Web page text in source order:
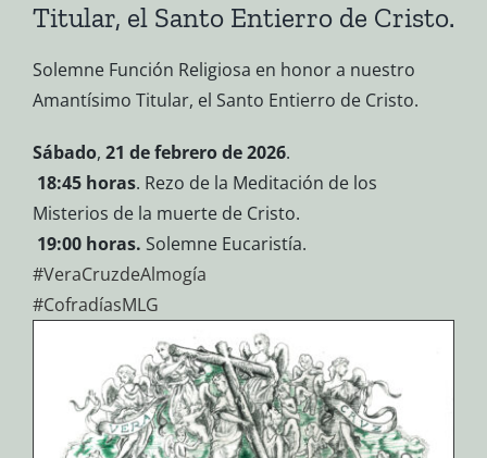
Titular, el Santo Entierro de Cristo.
Solemne Función Religiosa en honor a nuestro
Amantísimo Titular, el Santo Entierro de Cristo.
Sábado, 21 de febrero de 2026.
18:45 horas. Rezo de la Meditación de los
Misterios de la muerte de Cristo.
19:00 horas. Solemne Eucaristía.
#VeraCruzdeAlmogía
#CofradíasMLG